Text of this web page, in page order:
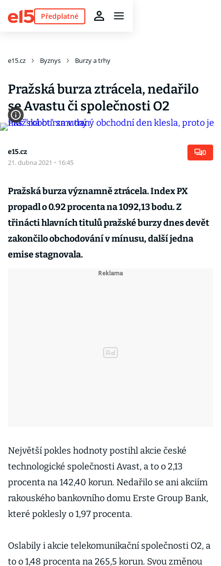
Předplatné
e15.cz Byznys Burzy a trhy
Pražská burza ztrácela, nedařilo
se Avastu či společnosti O2
e15.cz
21. dubna 2021 · 16:45
0
Pražská burza významně ztrácela. Index PX
propadl o 0.92 procenta na 1092,13 bodu. Z
třinácti hlavních titulů pražské burzy dnes devět
zakončilo obchodování v mínusu, další jedna
emise stagnovala.
Největší pokles hodnoty postihl akcie české
technologické společnosti Avast, a to o 2,13
procenta na 142,40 korun. Nedařilo se ani akciím
rakouského bankovního domu Erste Group Bank,
které poklesly o 1,97 procenta.
Oslabily i akcie telekomunikační společnosti O2, a
to o 1,48 procenta na 265,5 korun. Svou změnou